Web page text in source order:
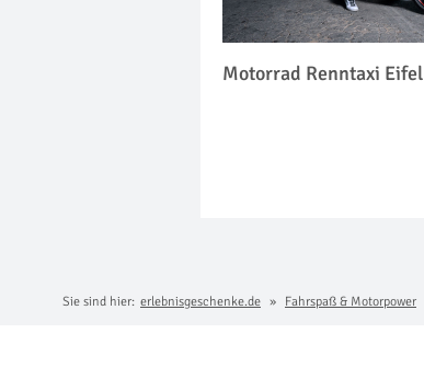
Motorrad Renntaxi Eifel
Sie sind hier: erlebnisgeschenke.de Fahrspaß & Motorpower